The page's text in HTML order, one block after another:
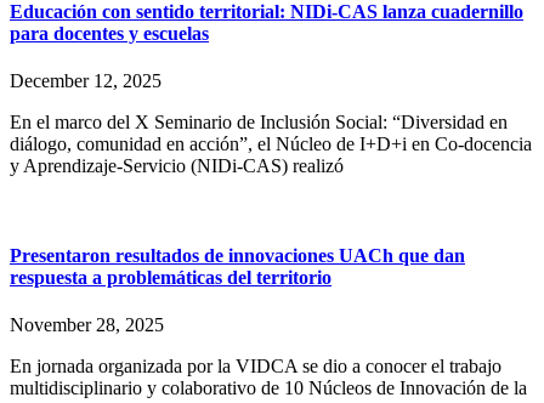
Educación con sentido territorial: NIDi-CAS lanza cuadernillo
para docentes y escuelas
December 12, 2025
En el marco del X Seminario de Inclusión Social: “Diversidad en
diálogo, comunidad en acción”, el Núcleo de I+D+i en Co-docencia
y Aprendizaje-Servicio (NIDi-CAS) realizó
Presentaron resultados de innovaciones UACh que dan
respuesta a problemáticas del territorio
November 28, 2025
En jornada organizada por la VIDCA se dio a conocer el trabajo
multidisciplinario y colaborativo de 10 Núcleos de Innovación de la